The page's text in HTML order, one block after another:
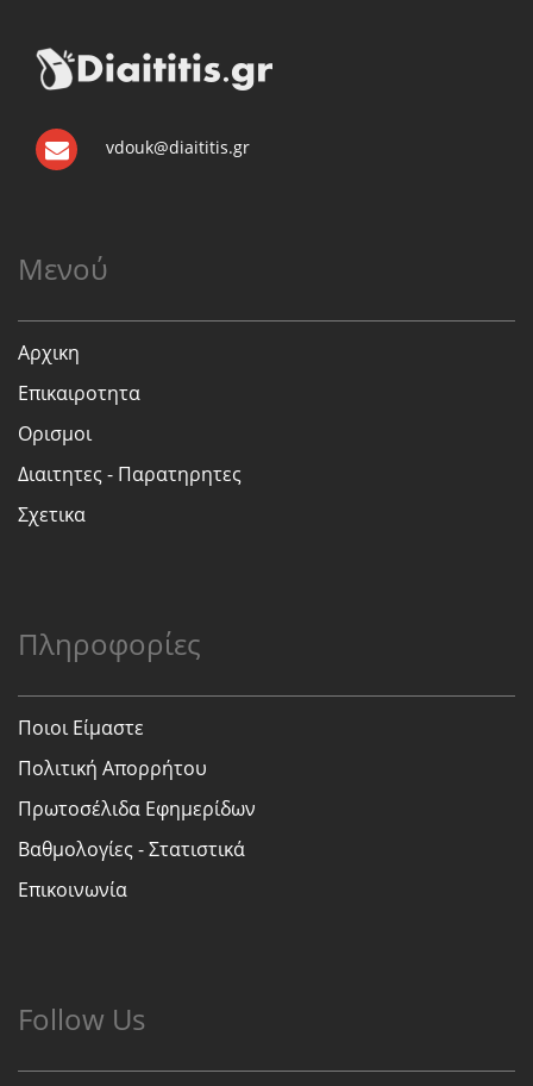
vdouk@diaititis.gr
Μενού
Αρχικη
Επικαιροτητα
Ορισμοι
Διαιτητες - Παρατηρητες
Σχετικα
Πληροφορίες
Ποιοι Είμαστε
Πολιτική Απορρήτου
Πρωτοσέλιδα Εφημερίδων
Βαθμολογίες - Στατιστικά
Επικοινωνία
Follow Us